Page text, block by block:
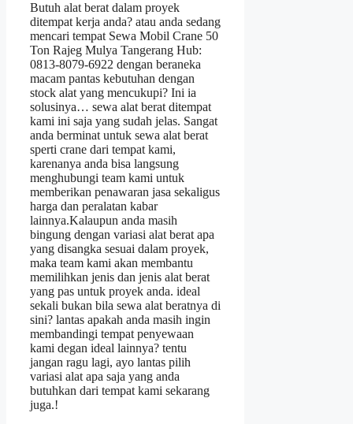
Butuh alat berat dalam proyek
ditempat kerja anda? atau anda sedang
mencari tempat Sewa Mobil Crane 50
Ton Rajeg Mulya Tangerang Hub:
0813-8079-6922 dengan beraneka
macam pantas kebutuhan dengan
stock alat yang mencukupi? Ini ia
solusinya… sewa alat berat ditempat
kami ini saja yang sudah jelas. Sangat
anda berminat untuk sewa alat berat
sperti crane dari tempat kami,
karenanya anda bisa langsung
menghubungi team kami untuk
memberikan penawaran jasa sekaligus
harga dan peralatan kabar
lainnya.Kalaupun anda masih
bingung dengan variasi alat berat apa
yang disangka sesuai dalam proyek,
maka team kami akan membantu
memilihkan jenis dan jenis alat berat
yang pas untuk proyek anda. ideal
sekali bukan bila sewa alat beratnya di
sini? lantas apakah anda masih ingin
membandingi tempat penyewaan
kami degan ideal lainnya? tentu
jangan ragu lagi, ayo lantas pilih
variasi alat apa saja yang anda
butuhkan dari tempat kami sekarang
juga.!